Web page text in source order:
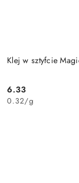
Klej w sztyfcie
Cena:
6.33
0.32/g